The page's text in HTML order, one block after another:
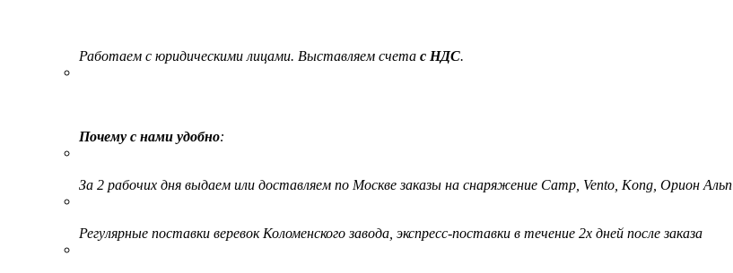
Работаем с юридическими лицами. Выставляем счета с НДС.
Почему с нами удобно:
За 2 рабочих дня выдаем или доставляем по Москве заказы на снаряжение Camp, Vento, Kong, Орион Альп
Регулярные поставки веревок Коломенского завода, экспресс-поставки в течение 2х дней после заказа